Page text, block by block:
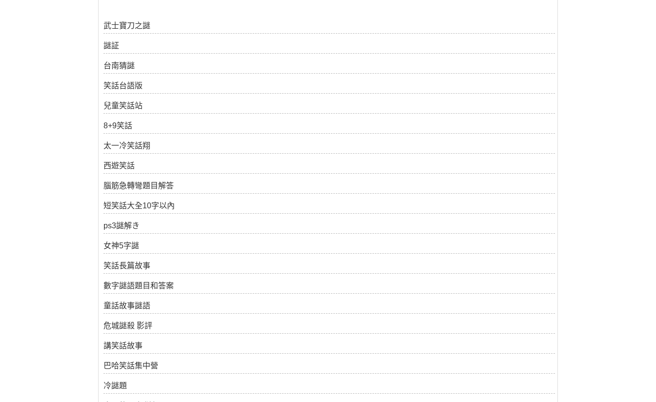
武士寶刀之謎
謎証
台南猜謎
笑話台語版
兒童笑話站
8+9笑話
太一冷笑話翔
西遊笑話
腦筋急轉彎題目解答
短笑話大全10字以內
ps3謎解き
女神5字謎
笑話長篇故事
數字謎語題目和答案
童話故事謎語
危城謎殺 影評
講笑話故事
巴哈笑話集中營
冷謎題